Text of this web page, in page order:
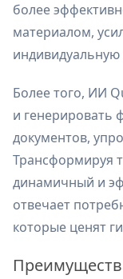
более
материалом,
Более того, ИИ
и генерировать
документов,
Трансформируя
динамичный и
отвечает
которые ценят